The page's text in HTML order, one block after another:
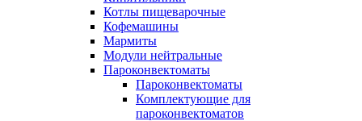
Котлы пищеварочные
Кофемашины
Мармиты
Модули нейтральные
Пароконвектоматы
Пароконвектоматы
Комплектующие для
пароконвектоматов